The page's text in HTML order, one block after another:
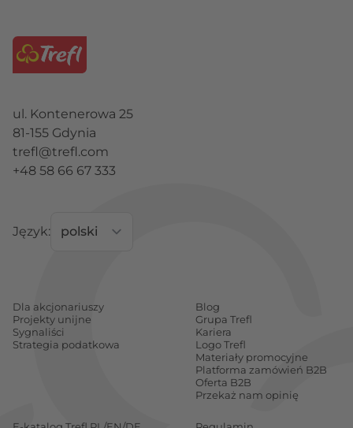
ul. Kontenerowa 25
81-155 Gdynia
trefl@trefl.com
+48 58 66 67 333
Język:
Dla akcjonariuszy
Projekty unijne
Sygnaliści
Strategia podatkowa
Blog
Grupa Trefl
Kariera
Logo Trefl
Materiały promocyjne
Platforma zamówień B2B
Oferta B2B
Przekaż nam opinię